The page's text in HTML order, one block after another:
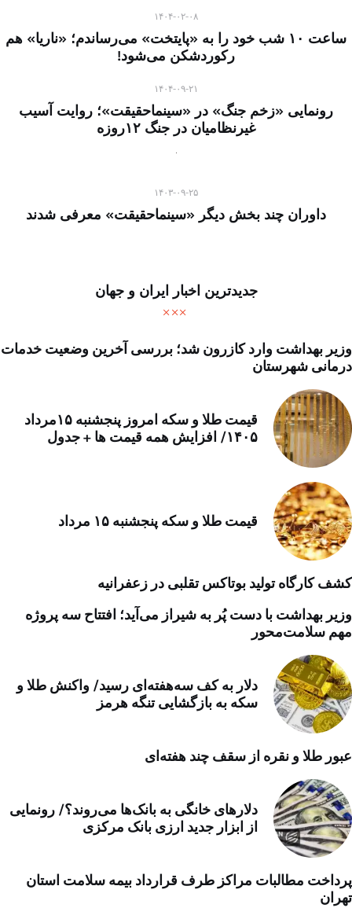
۱۴۰۴-۰۲-۰۸
ساعت ۱۰ شب خود را به «پایتخت» می‌رساندم؛ «ناریا» هم
رکوردشکن می‌شود!
۱۴۰۴-۰۹-۲۱
رونمایی «زخم جنگ» در «سینماحقیقت»؛ روایت آسیب
غیرنظامیان در جنگ ۱۲روزه
۱۴۰۳-۰۹-۲۵
داوران چند بخش دیگر «سینماحقیقت» معرفی شدند
جدیدترین اخبار ایران و جهان
وزیر بهداشت وارد کازرون شد؛ بررسی آخرین وضعیت خدمات
درمانی شهرستان
قیمت طلا و سکه امروز پنجشنبه ۱۵مرداد
۱۴۰۵/ افزایش همه قیمت ها + جدول
قیمت طلا و سکه پنجشنبه ۱۵ مرداد
کشف کارگاه تولید بوتاکس تقلبی در زعفرانیه
وزیر بهداشت با دست پُر به شیراز می‌آید؛ افتتاح سه پروژه
مهم سلامت‌محور
دلار به کف سه‌هفته‌ای رسید/ واکنش طلا و
سکه به بازگشایی تنگه هرمز
عبور طلا و نقره از سقف چند هفته‌ای
دلارهای خانگی به بانک‌ها می‌روند؟/ رونمایی
از ابزار جدید ارزی بانک مرکزی
پرداخت مطالبات مراکز طرف قرارداد بیمه سلامت استان
تهران